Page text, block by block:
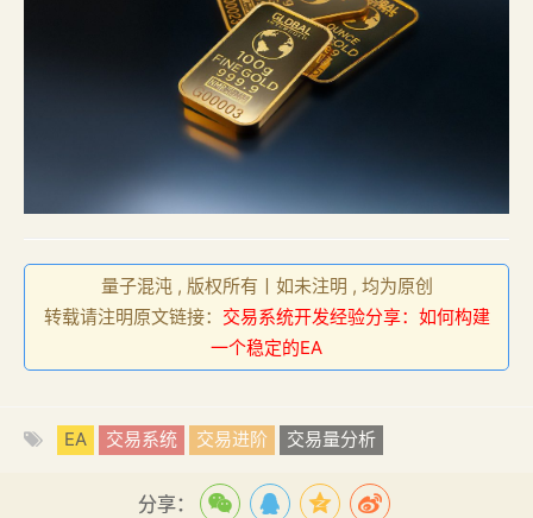
量子混沌 , 版权所有丨如未注明 , 均为原创
转载请注明原文链接： 交易系统开发经验分享：如何构建
一个稳定的EA
EA 交易系统 交易进阶 交易量分析
分享：